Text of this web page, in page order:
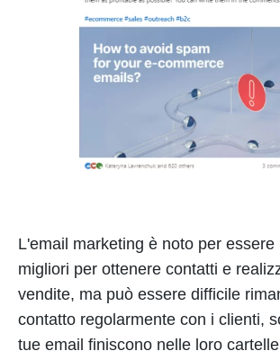
L'email marketing è noto per essere
migliori per ottenere contatti e
vendite, ma può essere difficile
contatto regolarmente con i clienti,
tue email finiscono nelle loro